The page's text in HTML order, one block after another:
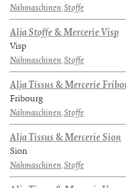
Nähmaschinen,Stoffe
Alja Stoffe & Mercerie Visp
Visp
Nähmaschinen,Stoffe
Alja Tissus & Mercerie
Fribourg
Nähmaschinen,Stoffe
Alja Tissus & Mercerie Sion
Sion
Nähmaschinen,Stoffe